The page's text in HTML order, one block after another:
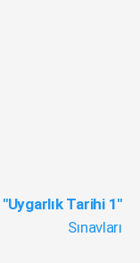
"Uygarlık Tarihi 1"
Sınavları